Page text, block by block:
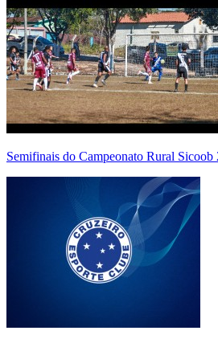
Semifinais do Campeonato Rural Sicoob